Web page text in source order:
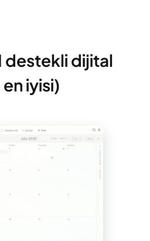
destekli dijital
iyisi)